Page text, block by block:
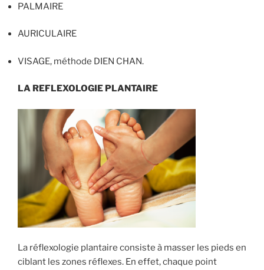
PALMAIRE
AURICULAIRE
VISAGE, méthode DIEN CHAN.
LA REFLEXOLOGIE PLANTAIRE
La réflexologie plantaire consiste à masser les pieds en
ciblant les zones réflexes. En effet, chaque point